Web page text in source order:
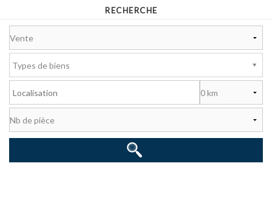
NOUS CONTACTER
RECHERCHE
Types de biens